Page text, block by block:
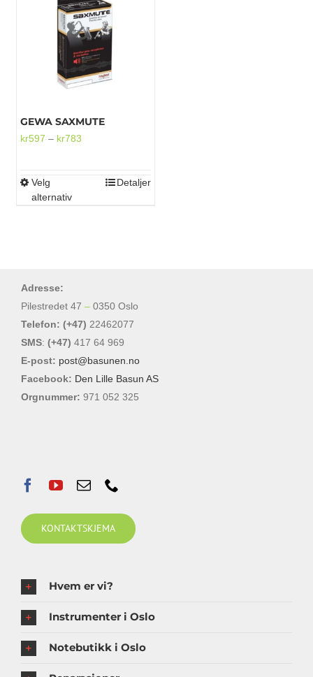
GEWA SAXMUTE
kr597 – kr783Prisområde:
Velg
alternativ
Dette
velges
på
produktsiden
Detaljer
Adresse:
Pilestredet 47 – 0350 Oslo
Telefon: (+47) 22462077
SMS: (+47) 417 64 969
E-post: post@basunen.no
Facebook: Den Lille Basun AS
Orgnummer: 971 052 325
KONTAKTSKJEMA
Hvem er vi?
Instrumenter i Oslo
Notebutikk i Oslo